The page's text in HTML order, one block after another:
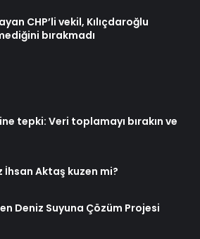
CHP’li vekil, Kılıçdaroğlu
bırakmadı
tepki: Veri toplamayı bırakın ve
İhsan Aktaş kuzen mi?
Deniz Suyuna Çözüm Projesi